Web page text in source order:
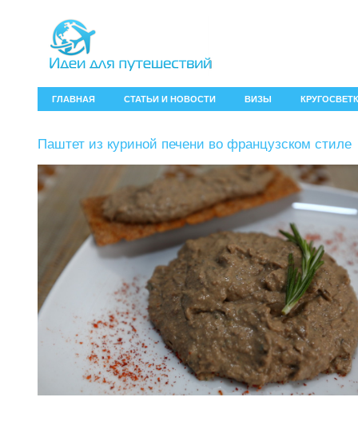
ГЛАВНАЯ СТАТЬИ И НОВОСТИ ВИЗЫ
Паштет из куриной печени во французском стиле